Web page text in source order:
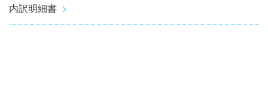
内訳明細書